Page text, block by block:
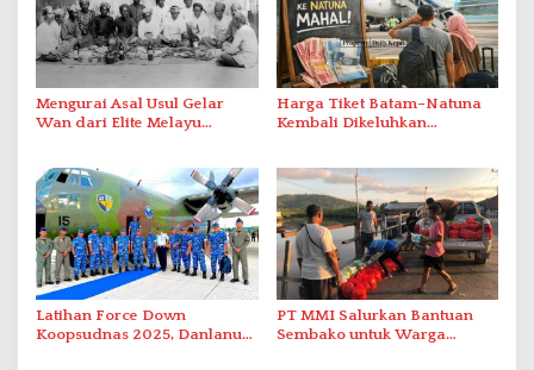
Mengurai Asal Usul Gelar
Wan dari Elite Melayu
Harga Tiket Batam–Natuna
Kembali Dikeluhkan
Latihan Force Down
Koopsudnas 2025, Danlanud
PT MMI Salurkan Bantuan
Sembako untuk Warga